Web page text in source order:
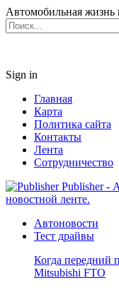
Автомобильная жизнь
Sign in
Главная
Карта
Политика сайта
Контакты
Лента
Сотрудничество
Publisher -
новостной ленте.
Автоновости
Тест драйвы
Когда передний
Mitsubishi FTO